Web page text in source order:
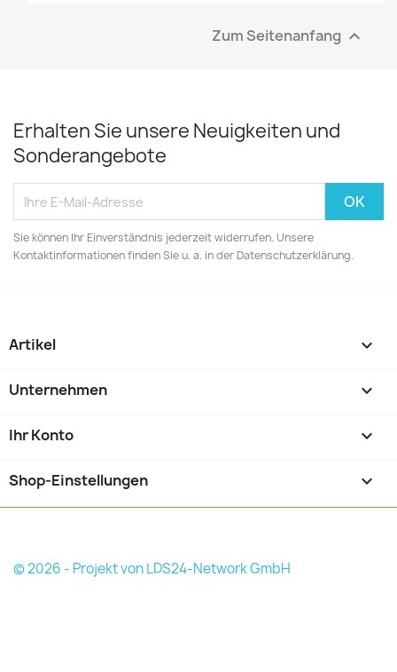
Zum Seitenanfang 
Erhalten Sie unsere Neuigkeiten und
Sonderangebote
Sie können Ihr Einverständnis jederzeit widerrufen. Unsere
Kontaktinformationen finden Sie u. a. in der Datenschutzerklärung.
Artikel 
Unternehmen 
Ihr Konto 
Shop-Einstellungen keyboard_arrow_down
© 2026 - Projekt von LDS24-Network GmbH